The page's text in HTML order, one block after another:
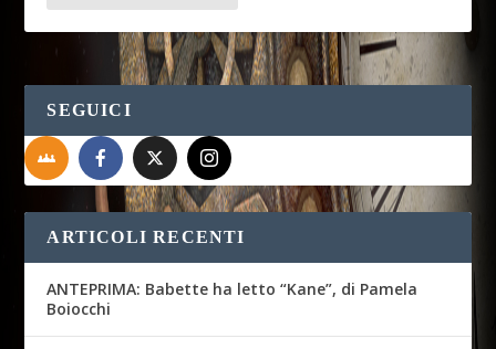
SEGUICI
ARTICOLI RECENTI
ANTEPRIMA: Babette ha letto “Kane”, di Pamela
Boiocchi